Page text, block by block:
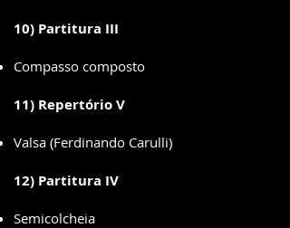
10) Partitura III
Compasso composto
11) Repertório V
Valsa (Ferdinando Carulli)
12) Partitura IV
Semicolcheia